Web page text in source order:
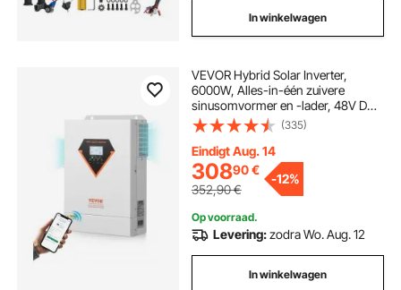
In winkelwagen
VEVOR Hybrid Solar Inverter,
6000W, Alles-in-één zuivere
sinusomvormer en -lader, 48V DC
naar eenfasige 220/230V AC, met
ingebouwde 120A MPPT-
zonnecontroller, voor off-grid
systemen met loodzuur-
lithiumbatterijen
(335)
Eindigt Aug. 14
30890€
352,90€
-12%
Op voorraad.
Levering:zodra Wo. Aug. 12
In winkelwagen